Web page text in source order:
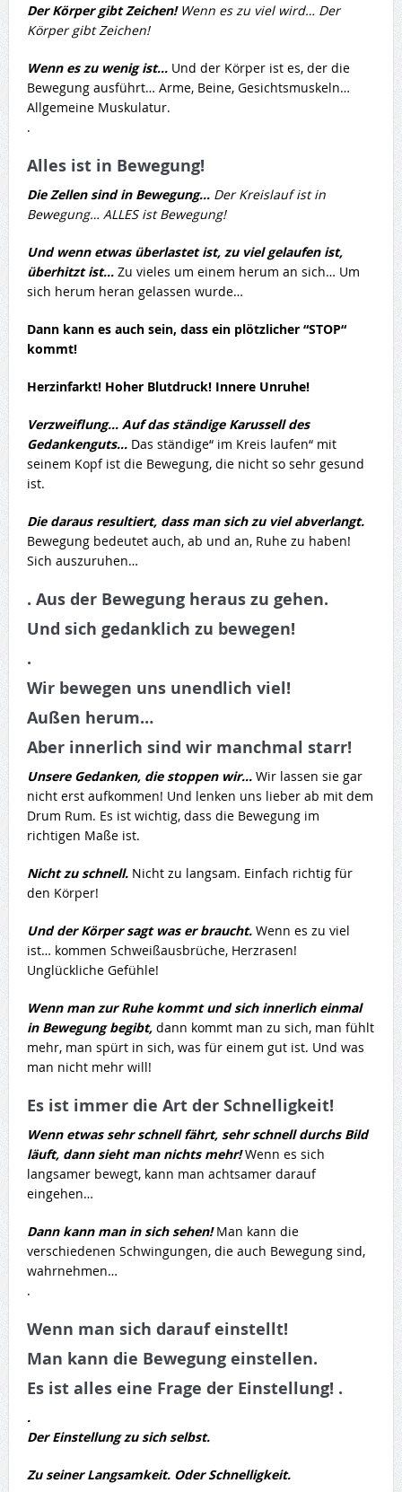
Der Körper gibt Zeichen! Wenn es zu viel wird… Der
Körper gibt Zeichen!
Wenn es zu wenig ist… Und der Körper ist es, der die
Bewegung ausführt… Arme, Beine, Gesichtsmuskeln…
Allgemeine Muskulatur.
.
Alles ist in Bewegung!
Die Zellen sind in Bewegung… Der Kreislauf ist in
Bewegung… ALLES ist Bewegung!
Und wenn etwas überlastet ist, zu viel gelaufen ist,
überhitzt ist… Zu vieles um einem herum an sich… Um
sich herum heran gelassen wurde…
Dann kann es auch sein, dass ein plötzlicher “STOP“
kommt!
Herzinfarkt! Hoher Blutdruck! Innere Unruhe!
Verzweiflung… Auf das ständige Karussell des
Gedankenguts… Das ständige“ im Kreis laufen“ mit
seinem Kopf ist die Bewegung, die nicht so sehr gesund
ist.
Die daraus resultiert, dass man sich zu viel abverlangt.
Bewegung bedeutet auch, ab und an, Ruhe zu haben!
Sich auszuruhen…
. Aus der Bewegung heraus zu gehen.
Und sich gedanklich zu bewegen!
.
Wir bewegen uns unendlich viel!
Außen herum…
Aber innerlich sind wir manchmal starr!
Unsere Gedanken, die stoppen wir… Wir lassen sie gar
nicht erst aufkommen! Und lenken uns lieber ab mit dem
Drum Rum. Es ist wichtig, dass die Bewegung im
richtigen Maße ist.
Nicht zu schnell. Nicht zu langsam. Einfach richtig für
den Körper!
Und der Körper sagt was er braucht. Wenn es zu viel
ist… kommen Schweißausbrüche, Herzrasen!
Unglückliche Gefühle!
Wenn man zur Ruhe kommt und sich innerlich einmal
in Bewegung begibt, dann kommt man zu sich, man fühlt
mehr, man spürt in sich, was für einem gut ist. Und was
man nicht mehr will!
Es ist immer die Art der Schnelligkeit!
Wenn etwas sehr schnell fährt, sehr schnell durchs Bild
läuft, dann sieht man nichts mehr!Wenn es sich
langsamer bewegt, kann man achtsamer darauf
eingehen…
Dann kann man in sich sehen!Man kann die
verschiedenen Schwingungen, die auch Bewegung sind,
wahrnehmen…
.
Wenn man sich darauf einstellt!
Man kann die Bewegung einstellen.
Es ist alles eine Frage der Einstellung! .
.
Der Einstellung zu sich selbst.
Zu seiner Langsamkeit. Oder Schnelligkeit.